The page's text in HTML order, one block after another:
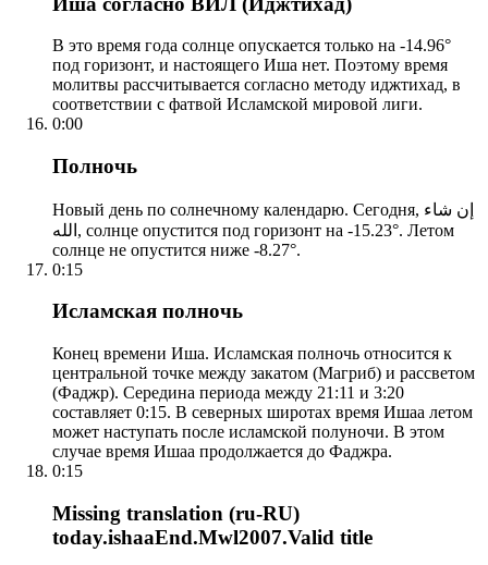
В это время года солнце опускается только на -14.96°
под горизонт, и настоящего Иша нет. Поэтому время
молитвы рассчитывается согласно методу иджтихад, в
соответствии с фатвой Исламской мировой лиги.
0:00
Полночь
Новый день по солнечному календарю. Сегодня, إن شاء
الله, солнце опустится под горизонт на -15.23°. Летом
солнце не опустится ниже -8.27°.
0:15
Исламская полночь
Конец времени Иша. Исламская полночь относится к
центральной точке между закатом (Магриб) и рассветом
(Фаджр). Середина периода между 21:11 и 3:20
составляет 0:15. В северных широтах время Ишаа летом
может наступать после исламской полуночи. В этом
случае время Ишаа продолжается до Фаджра.
0:15
Missing translation (ru-RU)
today.ishaaEnd.Mwl2007.Valid title